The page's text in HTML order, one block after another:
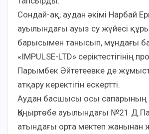
Сондай-ақ, аудан әкімі Нарбай
ауылындағы ауыз су жүйесі
барысымен танысып, мұндағы
«IMPULSE-LTD» серіктестігінің
Парымбек Әйтетеевке де
атқару керектігін ескертті.
Аудан басшысы осы
Қоңыртөбе ауылындағы №21
атындағы орта мектеп жанынан